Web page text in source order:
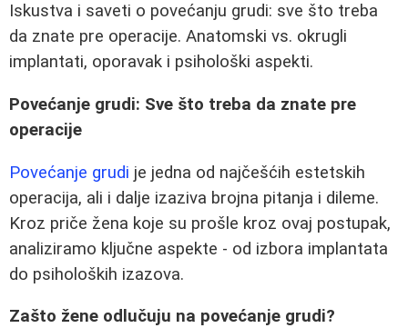
Iskustva i saveti o povećanju grudi: sve što treba
da znate pre operacije. Anatomski vs. okrugli
implantati, oporavak i psihološki aspekti.
Povećanje grudi: Sve što treba da znate pre
operacije
Povećanje grudi je jedna od najčešćih estetskih
operacija, ali i dalje izaziva brojna pitanja i dileme.
Kroz priče žena koje su prošle kroz ovaj postupak,
analiziramo ključne aspekte - od izbora implantata
do psiholoških izazova.
Zašto žene odlučuju na povećanje grudi?